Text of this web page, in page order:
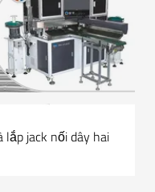
lắp jack nối dây hai